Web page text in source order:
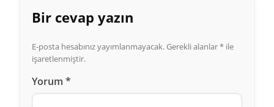
Bir cevap yazın
E-posta hesabınız yayımlanmayacak.Gerekli alanlar* ile
işaretlenmiştir.
Yorum *